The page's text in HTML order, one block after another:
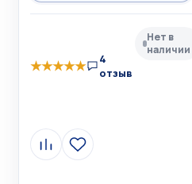
★★★★★
4
отзыв
Сравнить
В
избранное
Нет в
наличии